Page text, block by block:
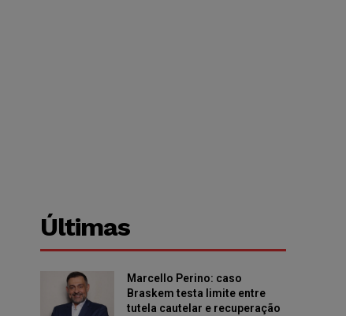
Últimas
Marcello Perino: caso
Braskem testa limite entre
tutela cautelar e recuperação